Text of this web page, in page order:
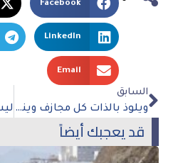
Facebook
LinkedIn
Email
السابق
ويلوذ بالذات كل مجازف وينال بالحسرات كل جبان
قد يعجبك أيضاً